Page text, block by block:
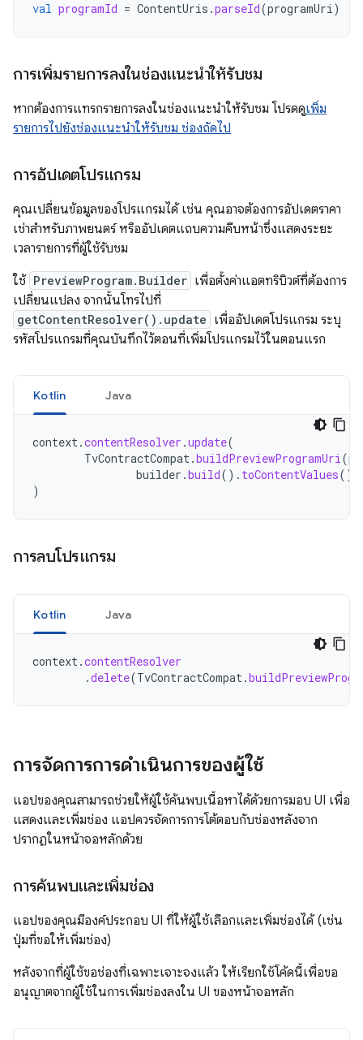
val programId = ContentUris .parseId(programUri)
การเพิ่มรายการลงในช่องแนะนำให้รับชม
หากต้องการแทรกรายการลงในช่องแนะนำให้รับชม โปรดดูเพิ่ม
รายการไปยังช่องแนะนำให้รับชม ช่องถัดไป
การอัปเดตโปรแกรม
คุณเปลี่ยนข้อมูลของโปรแกรมได้ เช่น คุณอาจต้องการอัปเดตราคา
เช่าสำหรับภาพยนตร์ หรืออัปเดตแถบความคืบหน้าซึ่งแสดงระยะ
เวลารายการที่ผู้ใช้รับชม
ใช้ PreviewProgram.Builder เพื่อตั้งค่าแอตทริบิวต์ที่ต้องการ
เปลี่ยนแปลง จากนั้นโทรไปที่
getContentResolver().update เพื่ออัปเดตโปรแกรม ระบุ
รหัสโปรแกรมที่คุณบันทึกไว้ตอนที่เพิ่มโปรแกรมไว้ในตอนแรก
Kotlin Java
context.contentResolver .update(
TvContractCompat.buildPreviewProgramUri(
builder .build(). toContentValues(),
)
การลบโปรแกรม
Kotlin Java
context.contentResolver
.delete(TvContractCompat.
การจัดการการดำเนินการของผู้ใช้
แอปของคุณสามารถช่วยให้ผู้ใช้ค้นพบเนื้อหาได้ด้วยการมอบ UI เพื่อ
แสดงและเพิ่มช่อง แอปควรจัดการการโต้ตอบกับช่องหลังจาก
ปรากฏในหน้าจอหลักด้วย
การค้นพบและเพิ่มช่อง
แอปของคุณมีองค์ประกอบ UI ที่ให้ผู้ใช้เลือกและเพิ่มช่องได้ (เช่น
ปุ่มที่ขอให้เพิ่มช่อง)
หลังจากที่ผู้ใช้ขอช่องที่เฉพาะเจาะจงแล้ว ให้เรียกใช้โค้ดนี้เพื่อขอ
อนุญาตจากผู้ใช้ในการเพิ่มช่องลงใน UI ของหน้าจอหลัก